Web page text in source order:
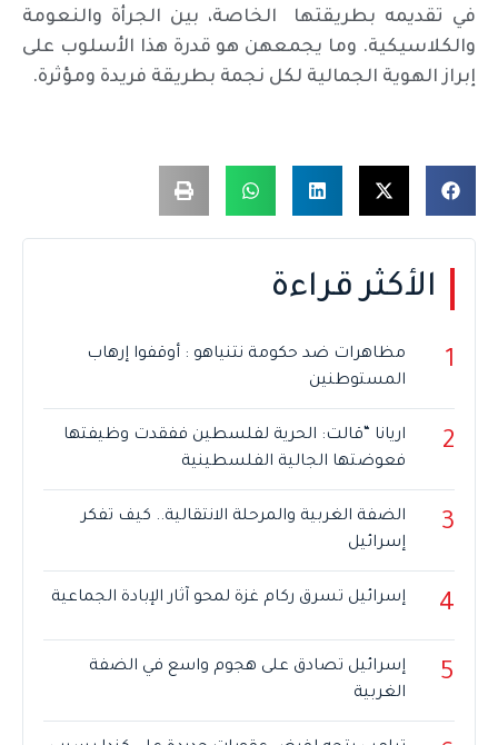
في تقديمه بطريقتها الخاصة، بين الجرأة والنعومة
والكلاسيكية. وما يجمعهن هو قدرة هذا الأسلوب على
إبراز الهوية الجمالية لكل نجمة بطريقة فريدة ومؤثرة.
الأكثر قراءة
1
مظاهرات ضد حكومة نتنياهو : أوقفوا إرهاب
المستوطنين
2
اريانا “قالت: الحرية لفلسطين ففقدت وظيفتها
فعوضتها الجالية الفلسطينية
3
الضفة الغربية والمرحلة الانتقالية.. كيف تفكر
إسرائيل
4 إسرائيل تسرق ركام غزة لمحو آثار الإبادة الجماعية
5
إسرائيل تصادق على هجوم واسع في الضفة
الغربية